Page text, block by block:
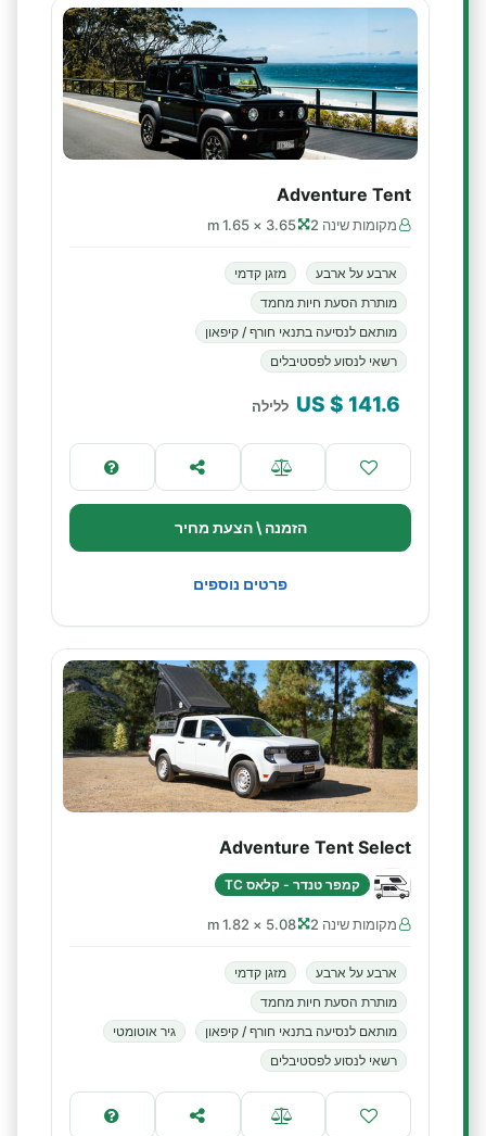
Adventure Tent
מקומות שינה 2 3.65 × 1.65 m
ארבע על ארבע
מזגן קדמי
מותרת הסעת חיות מחמד
מותאם לנסיעה בתנאי חורף / קיפאון
רשאי לנסוע לפסטיבלים
141.6
$ US ללילה
הזמנה \ הצעת מחיר
פרטים נוספים
Adventure Tent Select
קמפר טנדר - קלאס TC
מקומות שינה 2 5.08 × 1.82 m
ארבע על ארבע
מזגן קדמי
מותרת הסעת חיות מחמד
מותאם לנסיעה בתנאי חורף / קיפאון
גיר אוטומטי
רשאי לנסוע לפסטיבלים